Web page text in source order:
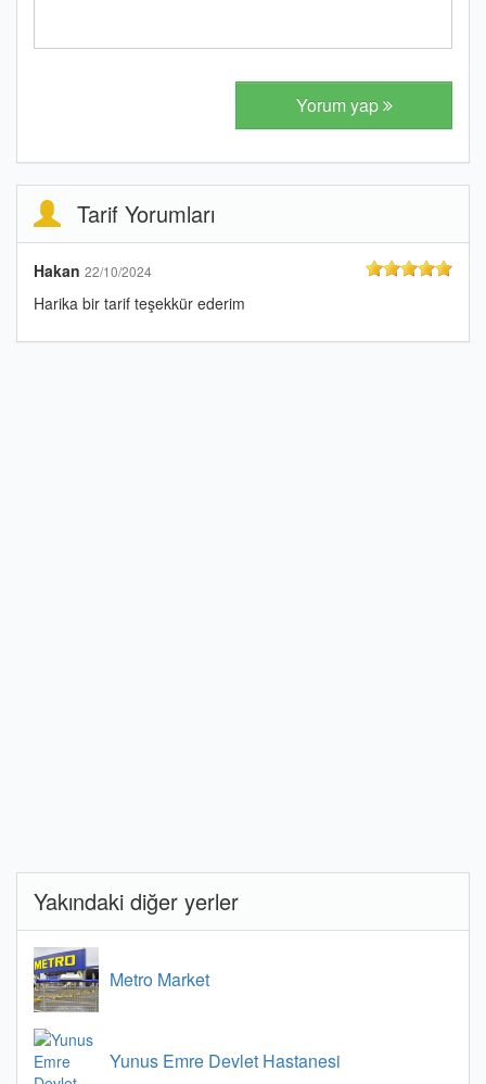
Yorum yap
Tarif Yorumları
Hakan 22/10/2024
Harika bir tarif teşekkür ederim
Yakındaki diğer yerler
Metro Market
Yunus Emre Devlet Hastanesi